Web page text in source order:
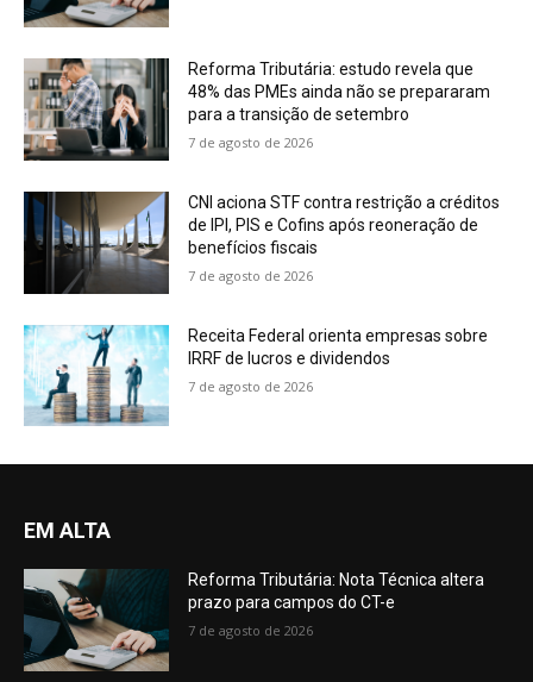
Reforma Tributária: estudo revela que
48% das PMEs ainda não se prepararam
para a transição de setembro
7 de agosto de 2026
CNI aciona STF contra restrição a créditos
de IPI, PIS e Cofins após reoneração de
benefícios fiscais
7 de agosto de 2026
Receita Federal orienta empresas sobre
IRRF de lucros e dividendos
7 de agosto de 2026
EM ALTA
Reforma Tributária: Nota Técnica altera
prazo para campos do CT-e
7 de agosto de 2026